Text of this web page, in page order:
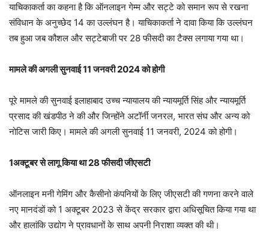
याचिकाकर्ता का कहना है कि ऑनलाइन गेम्म और सट्टे को समान रूप से रखना
संविधान के अनुच्छेद 14 का उल्लंघन है। याचिकाकर्ता ने दावा किया कि उल्लंघन
तब हुआ जब कौशल और सट्टेबाजी पर 28 फीसदी का टैक्स लगाया गया था।
मामले की अगली सुनवाई 11 जनवरी 2024 को होगी
पूरे मामले की सुनवाई इलाहाबाद उच्च न्यायालय की न्यायमूर्ति सिंह और न्यायमूर्ति
प्रसाद की खंडपीठ ने की और जिन्होंने अटॉर्नी जनरल, भारत संघ और अन्य को
नोटिस जारी किए। मामले की अगली सुनवाई 11 जनवरी, 2024 को होगी।
1अक्टूबर से लागू किया था 28 फीसदी जीएसटी
ऑनलाइन मनी गेमिंग और कैसीनो कंपनियों के लिए जीएसटी की गणना करने वाले
नए मानदंडों को 1 अक्टूबर 2023 से केंद्र सरकार द्वारा अधिसूचित किया गया था
और हालांकि उद्योग ने प्रावधानों के साथ अपनी निराशा व्यक्त की थी।